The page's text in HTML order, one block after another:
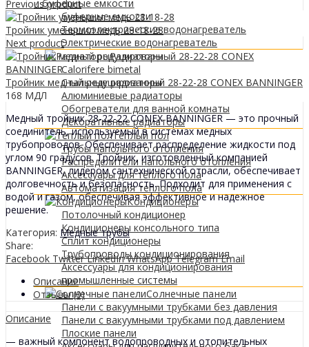
и буферные емкости
буферные емкости
Термоэлектрические водонагреватель
Электрические водонагреватель
Радиаторы
Calorifere bimetal
Стальные радиаторы
Алюминиевые радиаторы
Обогреватели для ванной комнаты
Декоративные радиаторы
Tеплый пол
Трубы напольного отопления
Распределители напольного отопления
Аксессуары для теплого пола
Автоматизация теплого пола
Кондиционеры
Потолочный кондиционер
Кондиционеры консольного типа
Сплит кондиционеры
Трубопроводы кондиционирования
Аксессуары для кондиционирования
промышленные системы
Солнечные панели
Панели с вакуумными трубками без давления
Панели с вакуумными трубками под давлением
Плоские панели
Previous product
Тройник уменьшил медь 28-18-28
Next product
Тройник медный редуцированный 28-22-28 CONEX BANNINGER
168 МДЛ
Медный тройник 28-22-22 CONEX BANNINGER — это прочный
соединитель, используемый в системах медных
трубопроводов. Обеспечивает распределение жидкости под
углом 90 градусов. Тройник, изготовленный компанией
BANNINGER, лидером сантехнической отрасли, обеспечивает
долговечность и безопасность. Подходит для применения с
водой и газом, обеспечивая эффективное и надежное
решение.
Категория: Медные трубы
Share:
Facebook Twitter LinkedIn WhatsApp Telegram Email
Описание
Отзывы (0)
Описание
— важный компонент водопроводных и отопительных